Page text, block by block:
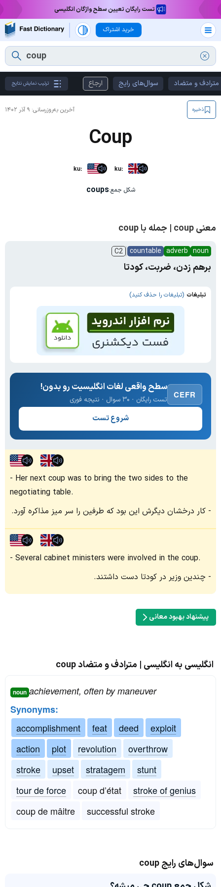
تست رایگان تعیین سطح واژگان انگلیسی
خرید اشتراک
مترادف و متضاد سوال‌های رایج ارجاع ترتیب نمایش نتایج
آخرین به‌روزرسانی: ۹ آذر ۱۴۰۲ ذخیره
Coup
kuː kuː
شکل جمع:coups
معنی coup | جمله با coup
noun
adverb
countable
C2
برهم زدن، ضربت، کودتا
تبلیغات (تبلیغات را حذف کنید)
CEFR
سطح واقعی لغات انگلیسیت رو بدون!
تست رایگان · ۳۰ سوال · نتیجه فوری
شروع تست
Her next coup was to bring the two sides to the
negotiating table.
کار درخشان دیگرش این بود که طرفین را سر میز مذاکره آورد.
Several cabinet ministers were involved in the coup.
چندین وزیر در کودتا دست داشتند.
پیشنهاد بهبود معانی
انگلیسی به انگلیسی | مترادف و متضاد coup
noun achievement, often by maneuver
Synonyms:
accomplishment
feat deed
exploit
action
plot revolution
overthrow
stroke
upset stratagem
stunt
tour de force
coup d’état
stroke of genius
coup de mâitre
successful stroke
سوال‌های رایج coup